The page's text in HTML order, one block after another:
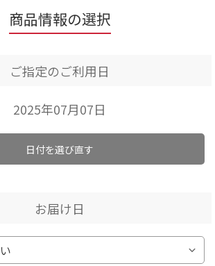
商品情報の選択
ご指定のご利用日
2025年07月07日
日付を選び直す
お届け日